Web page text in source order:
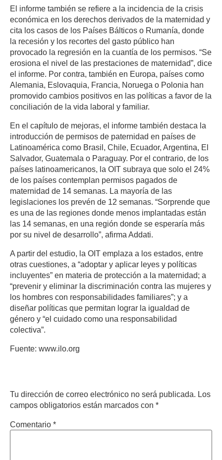
El informe también se refiere a la incidencia de la crisis
económica en los derechos derivados de la maternidad y
cita los casos de los Países Bálticos o Rumanía, donde
la recesión y los recortes del gasto público han
provocado la regresión en la cuantía de los permisos. “Se
erosiona el nivel de las prestaciones de maternidad”, dice
el informe. Por contra, también en Europa, países como
Alemania, Eslovaquia, Francia, Noruega o Polonia han
promovido cambios positivos en las políticas a favor de la
conciliación de la vida laboral y familiar.
En el capítulo de mejoras, el informe también destaca la
introducción de permisos de paternidad en países de
Latinoamérica como Brasil, Chile, Ecuador, Argentina, El
Salvador, Guatemala o Paraguay. Por el contrario, de los
países latinoamericanos, la OIT subraya que solo el 24%
de los países contemplan permisos pagados de
maternidad de 14 semanas. La mayoría de las
legislaciones los prevén de 12 semanas. “Sorprende que
es una de las regiones donde menos implantadas están
las 14 semanas, en una región donde se esperaría más
por su nivel de desarrollo”, afirma Addati.
A partir del estudio, la OIT emplaza a los estados, entre
otras cuestiones, a “adoptar y aplicar leyes y políticas
incluyentes” en materia de protección a la maternidad; a
“prevenir y eliminar la discriminación contra las mujeres y
los hombres con responsabilidades familiares”; y a
diseñar políticas que permitan lograr la igualdad de
género y “el cuidado como una responsabilidad
colectiva”.
Fuente: www.ilo.org
Tu dirección de correo electrónico no será publicada. Los
campos obligatorios están marcados con *
Comentario *